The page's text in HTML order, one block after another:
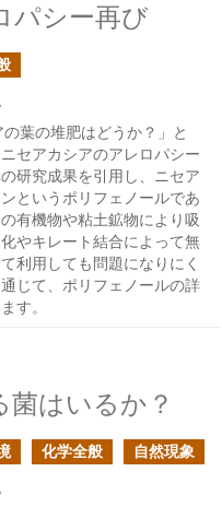
パシー再び
葉の堆肥はどうか？」と
セアカシアのアレロパシー
研究成果を引用し、ニセア
というポリフェノールであ
有機物や粘土鉱物により吸
やキレート結合によって無
利用しても問題になりにく
じて、ポリフェノールの詳
す。
はいるか？
化学全般 自然現象